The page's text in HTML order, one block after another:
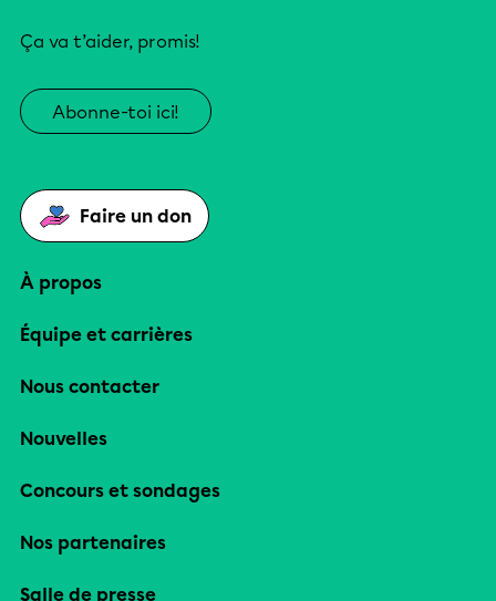
Ça va t’aider, promis!
Abonne-toi ici!
Faire un don
À propos
Équipe et carrières
Nous contacter
Nouvelles
Concours et sondages
Nos partenaires
Salle de presse